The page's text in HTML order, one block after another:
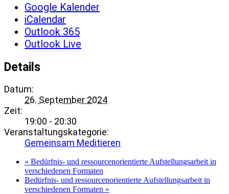
Google Kalender
iCalendar
Outlook 365
Outlook Live
Details
Datum:
26. September 2024
Zeit:
19:00 - 20:30
Veranstaltungskategorie:
Gemeinsam Meditieren
« Bedürfnis- und ressourcenorientierte Aufstellungsarbeit in
verschiedenen Formaten
Bedürfnis- und ressourcenorientierte Aufstellungsarbeit in
verschiedenen Formaten »